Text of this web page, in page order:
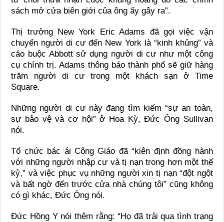
sách mở cửa biên giới của ông ấy gây ra”.
Thị trưởng New York Eric Adams đã gọi việc vận
chuyển người di cư đến New York là “kinh khủng” và
cáo buộc Abbott sử dụng người di cư như một công
cụ chính trị. Adams thông báo thành phố sẽ giữ hàng
trăm người di cư trong một khách sạn ở Time
Square.
Những người di cư này đang tìm kiếm “sự an toàn,
sự bảo vệ và cơ hội” ở Hoa Kỳ, Đức Ông Sullivan
nói.
Tổ chức bác ái Công Giáo đã “kiên định đồng hành
với những người nhập cư và tị nạn trong hơn một thế
kỷ,” và việc phục vụ những người xin tị nạn “đột ngột
và bất ngờ đến trước cửa nhà chúng tôi” cũng không
có gì khác, Đức Ông nói.
Đức Hồng Y nói thêm rằng: “Họ đã trải qua tình trạng